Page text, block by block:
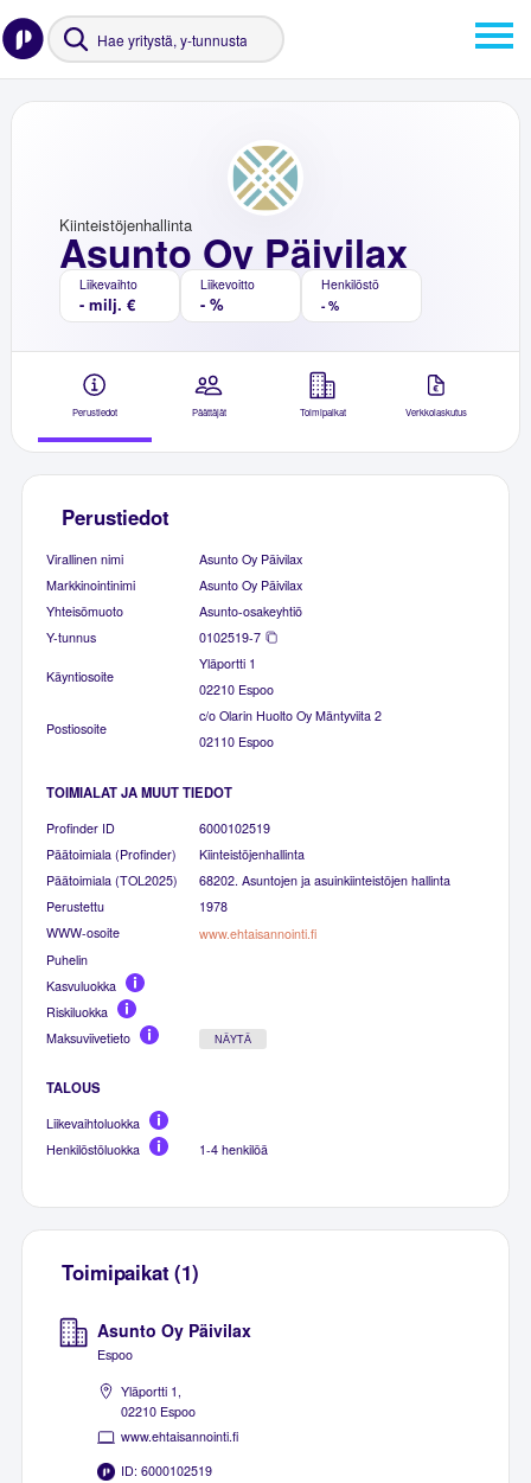
Asunto Oy Päivilax
Kiinteistöjenhallinta
Liikevaihto
- milj. €
Liikevoitto
- %
Henkilöstö
- %
Perustiedot Päättäjät Toimipaikat Verkkolaskutus
Perustiedot
Virallinen nimi
Asunto Oy Päivilax
Markkinointinimi
Asunto Oy Päivilax
Yhteisömuoto
Asunto-osakeyhtiö
Y-tunnus
0102519-7
Käyntiosoite
Yläportti 1
02210 Espoo
Postiosoite
c/o Olarin Huolto Oy Mäntyviita 2
02110 Espoo
TOIMIALAT JA MUUT TIEDOT
Profinder ID
6000102519
Päätoimiala (Profinder)
Kiinteistöjenhallinta
Päätoimiala (TOL2025)
68202. Asuntojen ja asuinkiinteistöjen hallinta
Perustettu
1978
WWW-osoite
www.ehtaisannointi.fi
Puhelin
Kasvuluokka
Riskiluokka
Maksuviivetieto
NÄYTÄ
TALOUS
Liikevaihtoluokka
Henkilöstöluokka
1-4 henkilöä
Toimipaikat (1)
Asunto Oy Päivilax
Espoo
Yläportti 1,
02210 Espoo
www.ehtaisannointi.fi
ID: 6000102519